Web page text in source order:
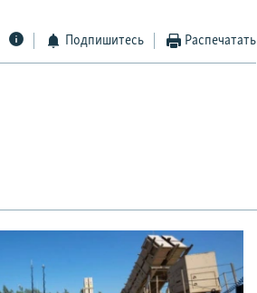
Подпишитесь Распечатать